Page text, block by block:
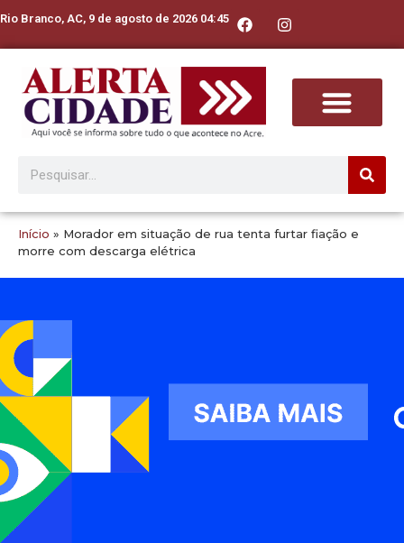
Rio Branco, AC, 9 de agosto de 2026 04:45
Início » Morador em situação de rua tenta furtar fiação e
morre com descarga elétrica